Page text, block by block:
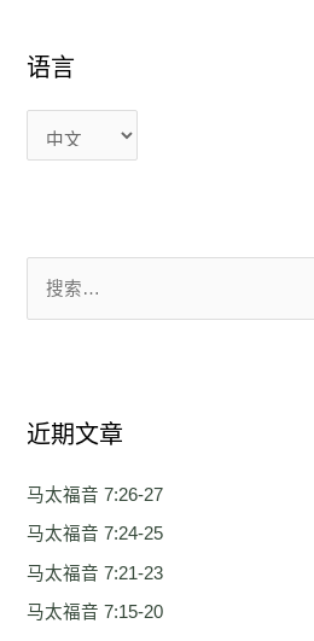
语言
言
近期文章
马太福音 7:26-27
马太福音 7:24-25
马太福音 7:21-23
马太福音 7:15-20
言